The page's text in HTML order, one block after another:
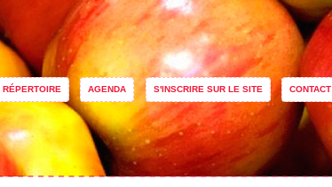
Aller au
contenu
principal
RÉPERTOIRE AGENDA S'INSCRIRE SUR LE SITE CONTACT